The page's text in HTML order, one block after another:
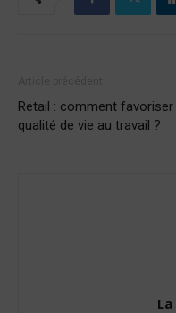
Retail : comment favoriser
qualité de vie au travail ?